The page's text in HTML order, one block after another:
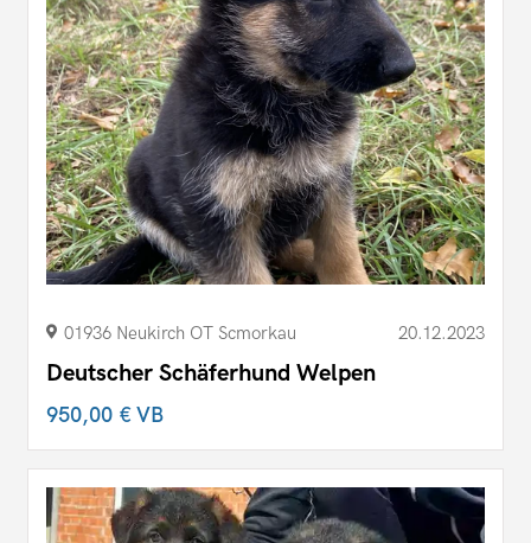
01936 Neukirch OT Scmorkau 20.12.2023
Deutscher Schäferhund Welpen
950,00 €VB